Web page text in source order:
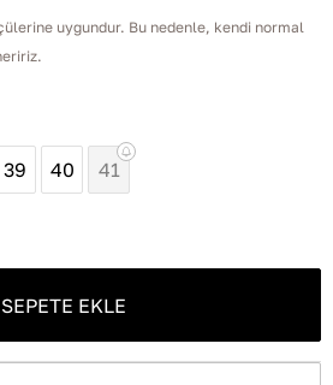
uygundur. Bu nedenle, kendi normal
39 40 41
SEPETE EKLE